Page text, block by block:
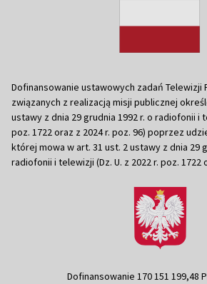
Dofinansowanie ustawowych zadań Telewizji
związanych z realizacją misji publicznej
ustawy z dnia 29 grudnia 1992 r. o radiofonii i
poz. 1722 oraz z 2024 r. poz. 96) poprzez
której mowa w art. 31 ust. 2 ustawy z dnia 29
radiofonii i telewizji (Dz. U. z 2022 r. poz. 1722
Dofinansowanie 170 151 199,48